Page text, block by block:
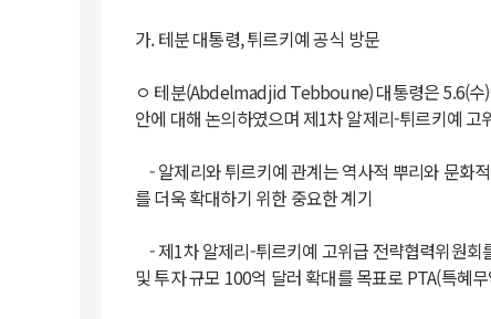
가. 테분 대통령, 튀르키예 공식 방문
ㅇ 테분(Abdelmadjid Tebboune) 대통령은 5.6(수
안에 대해 논의하였으며 제1차 알제리-튀르키예
- 알제리와 튀르키예 관계는 역사적 뿌리와 문화
를 더욱 확대하기 위한 중요한 계기
- 제1차 알제리-튀르키예 고위급 전략협력위원
및 투자 규모 100억 달러 확대를 목표로 PTA(특혜